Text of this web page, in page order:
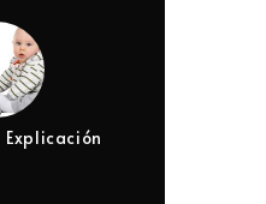
Explicación